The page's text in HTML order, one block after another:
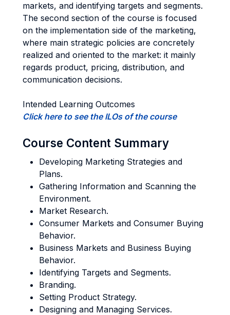
markets, and identifying targets and segments.
The second section of the course is focused
on the implementation side of the marketing,
where main strategic policies are concretely
realized and oriented to the market: it mainly
regards product, pricing, distribution, and
communication decisions.
Intended Learning Outcomes
Click here to see the ILOs of the course
Course Content Summary
Developing Marketing Strategies and
Plans.
Gathering Information and Scanning the
Environment.
Market Research.
Consumer Markets and Consumer Buying
Behavior.
Business Markets and Business Buying
Behavior.
Identifying Targets and Segments.
Branding.
Setting Product Strategy.
Designing and Managing Services.